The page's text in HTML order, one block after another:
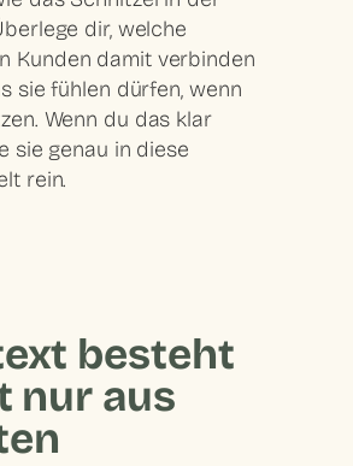
dir, welche
Kunden damit verbinden
sie fühlen dürfen, wenn
Wenn du das klar
sie genau in diese
rein.
besteht
nur aus